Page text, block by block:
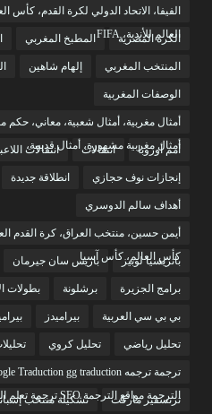
الفيفا، الاتحاد الدولي لكرة القدم، كأس
العالم للأندية، FIFA
الكرة المصرية المطبخ المغربي
المنتخب المغربي إلهام شاهين
الوصفات المغربية
أمثال مغربية، أمثال شعبية، معاني، حكم
أمثال مغربية مشهورة، أمثال قديمة،
أمم أوروبا انتقالات انتقالات
إنجازات نوف حجازي انطلاقة جديدة
أهداف سالم الدوسري
أيمن حسين، منتخب العراق، كرة القدم
كأس العالم، كأس آسيا
باتريسيا لوبيز باريس سان جيرمان
برامج الجزيرة برشلونة بطولات
بي بي سي العربية بيراميدز
تحليل رياضي تحليل كروي
الترجمة مواقع الترجمة SEO ترجمة تعلم اللغات
ترنسفير ماركت تشكيلة منتخب